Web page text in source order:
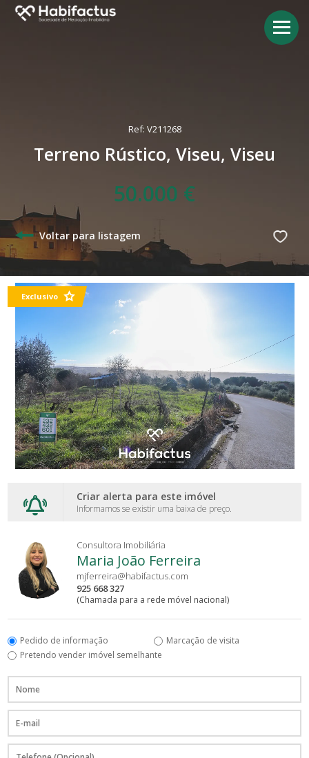
Ref: V211268
Terreno Rústico, Viseu, Viseu
50.000 €
Voltar para listagem
Exclusivo
Criar alerta para este imóvel
Informamos se existir uma baixa de preço.
Consultora Imobiliária
Maria João Ferreira
mjferreira@habifactus.com
925 668 327
(Chamada para a rede móvel nacional)
Pedido de informação
Marcação de visita
Pretendo vender imóvel semelhante